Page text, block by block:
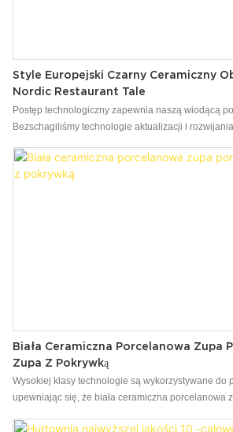
Style Europejski Czarny Ceramiczny
Nordic Restaurant Tale
Postęp technologiczny zapewnia naszą wiodącą
Bezschagiliśmy technologie aktualizacji i
rozegrane. & Płyty udowodniły jego wyższość.
Biała Ceramiczna Porcelanowa Zupa
Zupa Z Pokrywką
Wysokiej klasy technologie są wykorzystywane do
upewniając się, że biała ceramiczna porcelanowa